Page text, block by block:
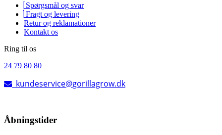
Spørgsmål og svar
Fragt og levering
Retur og reklamationer
Kontakt os
Ring til os
24 79 80 80
kundeservice@gorillagrow.dk
Åbningstider